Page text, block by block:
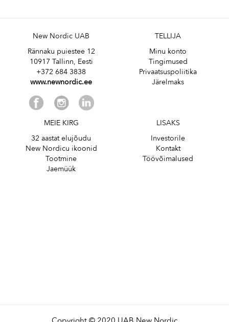
New Nordic UAB
Rännaku puiestee 12
10917 Tallinn, Eesti
+372 684 3838
www.newnordic.ee
TELLIJA
Minu konto
Tingimused
Privaatsuspoliitika
Järelmaks
MEIE KIRG
32 aastat elujõudu
New Nordicu ikoonid
Tootmine
Jaemüük
LISAKS
Investorile
Kontakt
Töövõimalused